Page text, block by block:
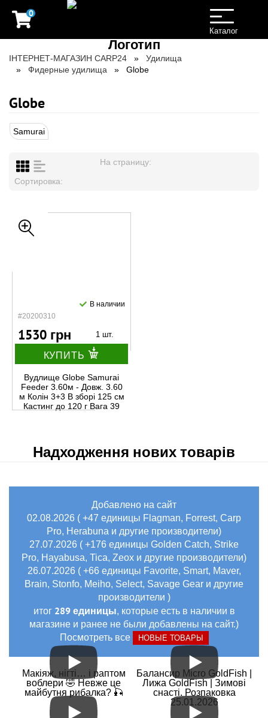
0
Toggle
navigation
Каталог
ІНТЕРНЕТ-МАГАЗИН CARP24
Удилища
Фидерные удилища
Globe
Globe
Samurai
На страницу:
Сортировка:
#20200310
В наличии
1530 грн 1 шт.
КУПИТЬ
Вудлище Globe Samurai
Feeder 3.60м - Довж. 3.60
м Колін 3+3 В зборі 125 см
Кастинг до 120 г Вага 39
Надходження нових товарів
Добавлено на сайт
02.08.2026 ( +47 единицы Flagman, Forrest, Carp
Pro, Herabuna и другие производители)
27.07.2026 ( +176 единицы Golden Catch, Strike
Pro, Hayabusa, Tica, Zeox и другие производители)
26.07.2026 ( +66 единицы Favorite, Smart, Maver,
Brain, Stonfo, Meiho, Select, Savage Gear и другие
производители )
итог 289 единицы, которые есть в наличии в
магазине и ранее не были добавлены на сайт.)
Посмотреть все
НОВЫЕ ТОВАРЫ
Макіяж, нігті… і раптом
воблери 🤣 Невже це
майбутня рибалка? 🎣
Балансир Micro GoldFish |
Лижа GoldFish | Зимові
снасті. Розпаковка
25.01.2026